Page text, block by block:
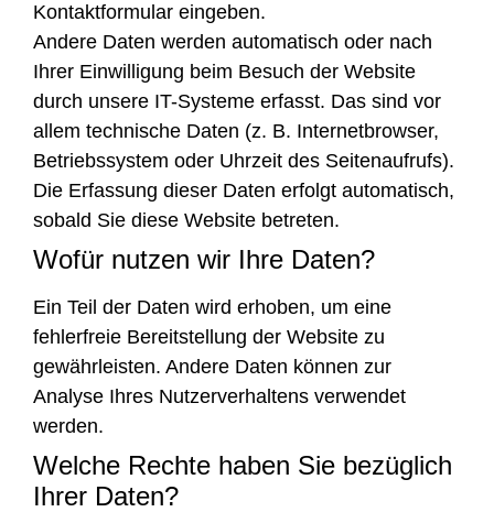
Kontaktformular eingeben.
Andere Daten werden automatisch oder nach
Ihrer Einwilligung beim Besuch der Website
durch unsere IT-Systeme erfasst. Das sind vor
allem technische Daten (z. B. Internetbrowser,
Betriebssystem oder Uhrzeit des Seitenaufrufs).
Die Erfassung dieser Daten erfolgt automatisch,
sobald Sie diese Website betreten.
Wofür nutzen wir Ihre Daten?
Ein Teil der Daten wird erhoben, um eine
fehlerfreie Bereitstellung der Website zu
gewährleisten. Andere Daten können zur
Analyse Ihres Nutzerverhaltens verwendet
werden.
Welche Rechte haben Sie bezüglich
Ihrer Daten?